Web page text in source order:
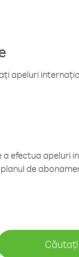
apeluri
efectua apeluri
de